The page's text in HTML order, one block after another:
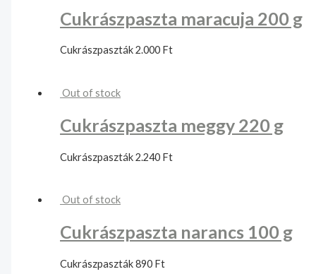
Cukrászpaszta maracuja 200 g
Cukrászpaszták2.000 Ft
Out of stock
Cukrászpaszta meggy 220 g
Cukrászpaszták2.240 Ft
Out of stock
Cukrászpaszta narancs 100 g
Cukrászpaszták890 Ft